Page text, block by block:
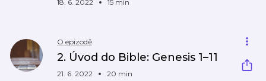
18. 6. 2022 15 min
O epizodě
2. Úvod do Bible: Genesis 1–11
21. 6. 2022 20 min